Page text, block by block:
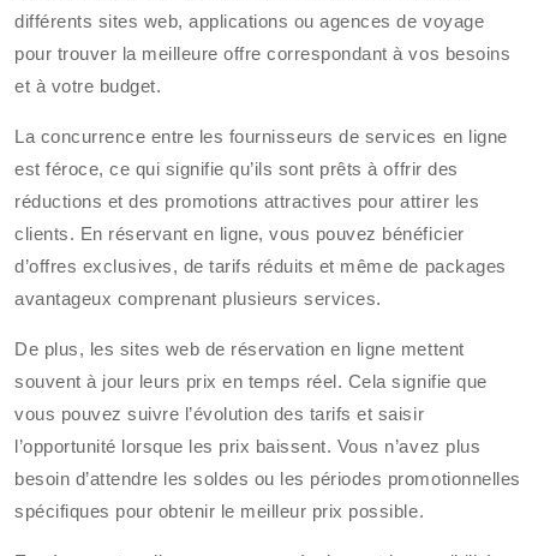
différents sites web, applications ou agences de voyage
pour trouver la meilleure offre correspondant à vos besoins
et à votre budget.
La concurrence entre les fournisseurs de services en ligne
est féroce, ce qui signifie qu’ils sont prêts à offrir des
réductions et des promotions attractives pour attirer les
clients. En réservant en ligne, vous pouvez bénéficier
d’offres exclusives, de tarifs réduits et même de packages
avantageux comprenant plusieurs services.
De plus, les sites web de réservation en ligne mettent
souvent à jour leurs prix en temps réel. Cela signifie que
vous pouvez suivre l’évolution des tarifs et saisir
l’opportunité lorsque les prix baissent. Vous n’avez plus
besoin d’attendre les soldes ou les périodes promotionnelles
spécifiques pour obtenir le meilleur prix possible.